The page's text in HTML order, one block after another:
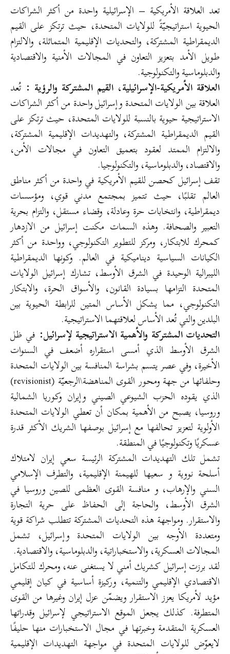
تعد العلاقة الأمريكية – الإسرائيلية واحدة من أكثر الشراكات
الحيوية استراتيجيّةً للولايات المتحدة، حيث ترتكز على القيم
الديمقراطية المشتركة، والتحديات الإقليمية المتماثلة، والالتزام
طويل الأمد بتعزيز التعاون في المجالات الأمنية والاقتصادية
والدبلوماسية والتكنولوجية.
العلاقة الأمريكية-الإسرائيلية، القيم المشتركة والرؤية : تُعد
العلاقة بين الولايات المتحدة وإسرائيل واحدة من أكثر الشراكات
الاستراتيجية حيوية بالنسبة للولايات المتحدة، حيث ترتكز على
القيم الديمقراطية المشتركة، والتهديدات الإقليمية المشتركة،
والالتزام الممتد لعقود بتعميق التعاون في مجالات الأمن،
والاقتصاد، والدبلوماسية، والتكنولوجيا.
تقف إسرائيل كحصن للقيم الأمريكية في واحدة من أكثر مناطق
العالم تقلبًا، حيث تتميز بمجتمع مدني قوي، ومؤسسات
ديمقراطية، وانتخابات حرة وعادلة، وقضاء مستقل، والتزام بحرية
التعبير والصحافة. وهذه السمات مكنت إسرائيل من الازدهار
كمحرك للابتكار، ومركز للتطوير التكنولوجي، وواحدة من أكثر
الكيانات السياسية ديناميكية في العالم. وكونها الديمقراطية
الليبرالية الوحيدة في الشرق الأوسط، تشارك إسرائيل الولايات
المتحدة التزامها بسيادة القانون، والأسواق الحرة، والابتكار
التكنولوجي، مما يشكل الأساس المتين للرابطة الحيوية بين
البلدين والتي تُعد الأساس لعلاقتهما الاستراتيجية.
التحديات المشتركة والأهمية الاستراتيجية لإسرائيل: في ظل
الشرق الأوسط الذي أمسى استقراره أضعف في السنوات
الأخيرة، وفي عصر يتسم بشراسة المنافسة بين الولايات المتحدة
وحلفائها من جهة ومحور القوى المناهضة\الرجعيّة (revisionist)
الذي يقوده الحزب الشيوعي الصيني وإيران وكوريا الشمالية
وروسيا، يصبح من الأهمية بمكان أن تعطي الولايات المتحدة
الأولوية لتعزيز تحالفها مع إسرائيل بوصفها الشريك الأكثر قدرة
عسكريًا وتكنولوجيًا في المنطقة.
تشمل تلك التهديدات المشتركة الرئيسة سعي إيران لامتلاك
أسلحة نووية و سعيها للهيمنة الإقليمية، والتطرف الإسلامي
السني والإرهاب، و منافسة القوى العظمى للصين وروسيا في
الشرق الأوسط، والحاجة إلى الحفاظ على حرية التجارة
والاستقرار. ومواجهة هذه التحديات المشتركة تتطلب شراكة قوية
ومتعددة الأوجه بين الولايات المتحدة وإسرائيل، تشمل
المجالات العسكرية، والاستخباراتية، والدبلوماسية، والاقتصادية.
لقد برزت إسرائيل كشريك أمني لا يستغنى عنه، ومحرك للتكامل
الاقتصادي الإقليمي والتنمية، وركيزة أساسية في كيان إقليمي
مؤيد لأمريكا يعزز الاستقرار ويضمّن عزل إيران وغيرها من القوى
المتطرفة. كذلك يجعل الموقع الاستراتيجي لإسرائيل وقدراتها
العسكرية المتقدمة وخبرتها في مجال الاستخبارات منها حليفًا
لايعوّض للولايات المتحدة في مواجهة التهديدات الإقليمية